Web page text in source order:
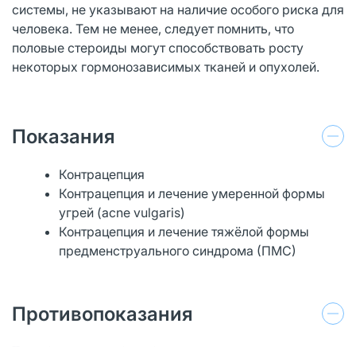
системы, не указывают на наличие особого риска для
человека. Тем не менее, следует помнить, что
половые стероиды могут способствовать росту
некоторых гормонозависимых тканей и опухолей.
Показания
Контрацепция
Контрацепция и лечение умеренной формы
угрей (acne vulgaris)
Контрацепция и лечение тяжёлой формы
предменструального синдрома (ПМС)
Противопоказания